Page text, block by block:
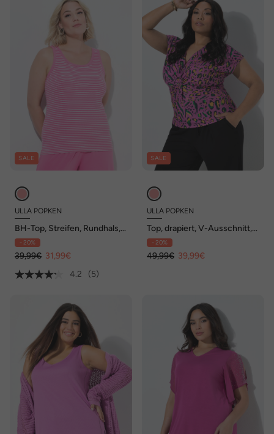
SALE
ULLA POPKEN
BH-Top, Streifen, Rundhals,
ärmellos, eingearbeiteter BH
- 20%
39,99€ 31,99€
4.2
(5)
SALE
ULLA POPKEN
Top, drapiert, V-Ausschnitt,
ärmellos
- 20%
49,99€ 39,99€